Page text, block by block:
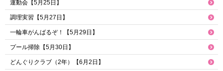
運動会【5月25日】
調理実習【5月27日】
一輪車がんばるぞ！【5月29日】
プール掃除【5月30日】
どんぐりクラブ（2年）【6月2日】